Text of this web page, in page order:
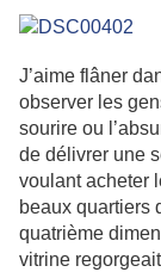
J’aime flâner
observer les
sourire ou
de délivrer une
voulant acheter
beaux quartiers
quatrième
vitrine